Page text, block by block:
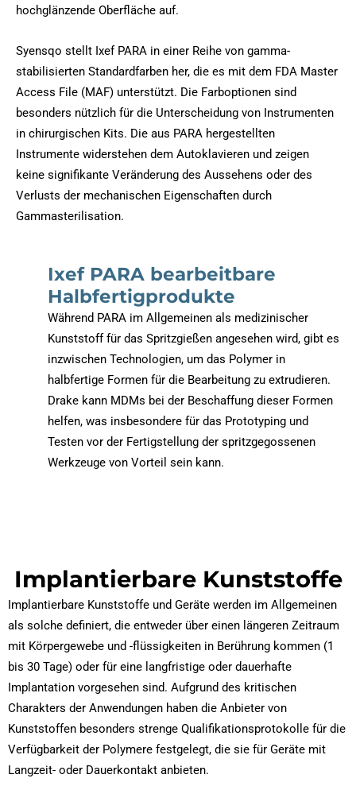
hochglänzende Oberfläche auf.
Syensqo stellt Ixef PARA in einer Reihe von gamma-
stabilisierten Standardfarben her, die es mit dem FDA Master
Access File (MAF) unterstützt. Die Farboptionen sind
besonders nützlich für die Unterscheidung von Instrumenten
in chirurgischen Kits. Die aus PARA hergestellten
Instrumente widerstehen dem Autoklavieren und zeigen
keine signifikante Veränderung des Aussehens oder des
Verlusts der mechanischen Eigenschaften durch
Gammasterilisation.
Ixef PARA bearbeitbare
Halbfertigprodukte
Während PARA im Allgemeinen als medizinischer
Kunststoff für das Spritzgießen angesehen wird, gibt es
inzwischen Technologien, um das Polymer in
halbfertige Formen für die Bearbeitung zu extrudieren.
Drake kann MDMs bei der Beschaffung dieser Formen
helfen, was insbesondere für das Prototyping und
Testen vor der Fertigstellung der spritzgegossenen
Werkzeuge von Vorteil sein kann.
Implantierbare Kunststoffe
Implantierbare Kunststoffe und Geräte werden im Allgemeinen
als solche definiert, die entweder über einen längeren Zeitraum
mit Körpergewebe und -flüssigkeiten in Berührung kommen (1
bis 30 Tage) oder für eine langfristige oder dauerhafte
Implantation vorgesehen sind. Aufgrund des kritischen
Charakters der Anwendungen haben die Anbieter von
Kunststoffen besonders strenge Qualifikationsprotokolle für die
Verfügbarkeit der Polymere festgelegt, die sie für Geräte mit
Langzeit- oder Dauerkontakt anbieten.